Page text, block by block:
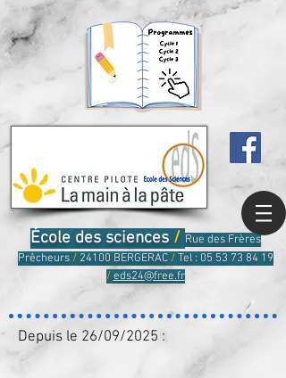
École des sciences / Rue des Frères
Prêcheurs /24100 BERGERAC /Tel : 05 53 73 84 19
/ eds24@free.fr
Depuis le 26/09/2025 :